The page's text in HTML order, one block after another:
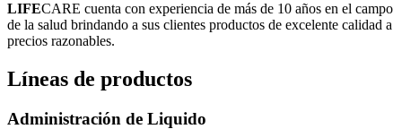
LIFECARE cuenta con experiencia de más de 10 años en el campo
de la salud brindando a sus clientes productos de excelente calidad a
precios razonables.
Líneas de productos
Administración de Liquido